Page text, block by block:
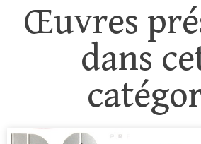
Œuvres
dans